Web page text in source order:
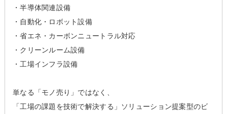
・半導体関連設備
・自動化・ロボット設備
・省エネ・カーボンニュートラル対応
・クリーンルーム設備
・工場インフラ設備
単なる「モノ売り」ではなく、
「工場の課題を技術で解決する」ソリューション提案型のビ